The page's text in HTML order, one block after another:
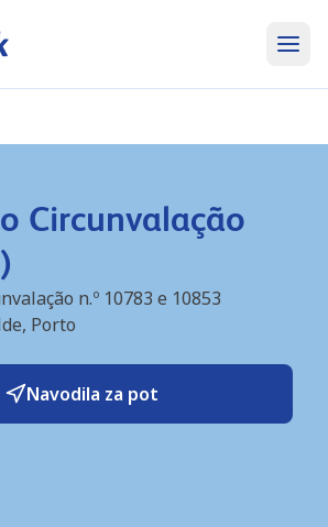
Circunvalação
n.º 10783 e 10853
Porto
Navodila za pot